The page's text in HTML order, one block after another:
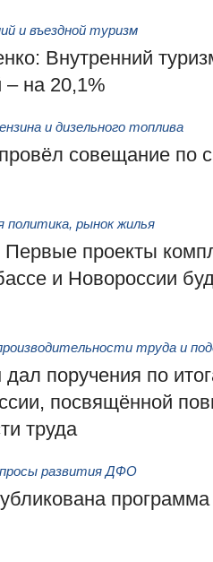
и въездной туризм
Внутренний
– на 20,1%
и дизельного топлива
совещание по
рынок жилья
проекты
и Новороссии
труда и
поручения по
посвящённой
труда
развития ДФО